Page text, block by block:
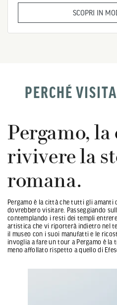
SCOPRI IN
PERCHÉ
Pergamo,
rivivere la
romana.
Pergamo è la città che tutti gli amanti
dovrebbero visitare. Passeggiando
contemplando i resti dei templi
artistica che vi riporterà indietro nel
il museo con i suoi manufatti e le
invoglia a fare un tour a Pergamo è
meno affollato rispetto a quello di